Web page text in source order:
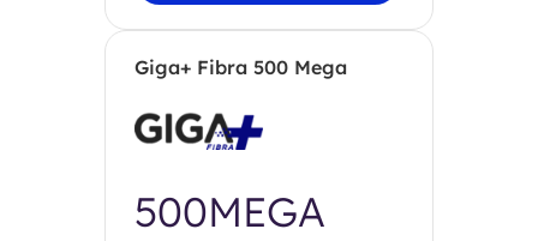
Giga+ Fibra 500 Mega
500MEGA